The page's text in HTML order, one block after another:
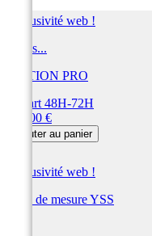
Exclusivité web !
Outils...
MOTION PRO
Départ 48H-72H
180,00 €
Ajouter au panier
Exclusivité web !
Outil de mesure YSS